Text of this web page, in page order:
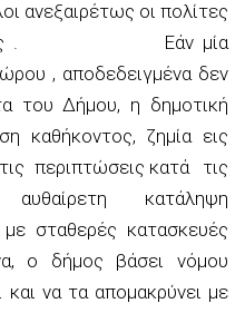
ανεξαιρέτως οι πολίτες
. Εάν μία
, αποδεδειγμένα δεν
του Δήμου, η δημοτική
καθήκοντος, ζημία εις
περιπτώσεις κατά τις
αυθαίρετη κατάληψη
σταθερές κατασκευές
ο δήμος βάσει νόμου
και να τα απομακρύνει με